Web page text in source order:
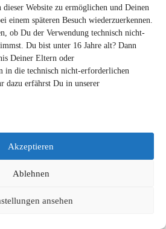
dieser Website zu ermöglichen und Deinen
einem späteren Besuch wiederzuerkennen.
ob Du der Verwendung technisch nicht-
Du bist unter 16 Jahre alt? Dann
Deiner Eltern oder
in die technisch nicht-erforderlichen
dazu erfährst Du in unserer
Akzeptieren
Ablehnen
ansehen
VERLAG 2026
| Heckenweg 24a | 91056 Erlangen |